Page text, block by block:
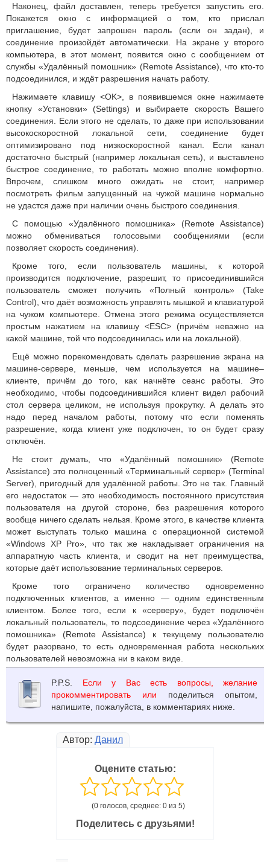
Наконец, файл доставлен, теперь требуется запустить его.
Покажется окно с информацией о том, кто прислал
приглашение, будет запрошен пароль (если он задан), и
соединение произойдёт автоматически. На экране у второго
компьютера, в этот момент, появится окно с сообщением от
службы «Удалённый помошник» (Remote Assistance), что кто-то
подсоединился, и ждёт разрешения начать работу.
Нажимаете клавишу <OK>, в появившемся окне нажимаете
кнопку «Установки» (Settings) и выбираете скорость Вашего
соединения. Если этого не сделать, то даже при использовании
высокоскоростной локальной сети, соединение будет
оптимизировано под низкоскоростной канал. Если канал
достаточно быстрый (например локальная сеть), и выставлено
быстрое соединение, то работать можно вполне комфортно.
Впрочем, слишком много ожидать не стоит, например
посмотреть фильм запущенный на чужой машине нормально
не удастся даже при наличии очень быстрого соединения.
С помощью «Удалённого помошника» (Remote Assistance)
можно обмениваться голосовыми сообщениями (если
позволяет скорость соединения).
Кроме того, если пользователь машины, к которой
производится подключение, разрешит, то присоединившийся
пользователь сможет получить «Полный контроль» (Take
Control), что даёт возможность управлять мышкой и клавиатурой
на чужом компьютере. Отмена этого режима осуществляется
простым нажатием на клавишу <ESC> (причём неважно на
какой машине, той что подсоединилась или на локальной).
Ещё можно порекомендовать сделать разрешение экрана на
машине-сервере, меньше, чем используется на машине–
клиенте, причём до того, как начнёте сеанс работы. Это
необходимо, чтобы подсоединившийся клиент видел рабочий
стол сервера целиком, не используя прокрутку. А делать это
надо перед началом работы, потому что если поменять
разрешение, когда клиент уже подключен, то он будет сразу
отключён.
Не стоит думать, что «Удалённый помошник» (Remote
Assistance) это полноценный «Терминальный сервер» (Terminal
Server), пригодный для удалённой работы. Это не так. Главный
его недостаток — это необходимость постоянного присутствия
пользователя на другой стороне, без разрешения которого
вообще ничего сделать нельзя. Кроме этого, в качестве клиента
может выступать только машина с операционной системой
«Windows XP Pro», что так же накладывает ограничения на
аппаратную часть клиента, и сводит на нет преимущества,
которые даёт использование терминальных серверов.
Кроме того ограничено количество одновременно
подключенных клиентов, а именно — одним единственным
клиентом. Более того, если к «серверу», будет подключён
локальный пользователь, то подсоединение через «Удалённого
помошника» (Remote Assistance) к текущему пользователю
будет разорвано, то есть одновременная работа нескольких
пользователей невозможна ни в каком виде.
P.P.S. Если у Вас есть вопросы, желание
прокомментировать или поделиться опытом,
напишите, пожалуйста, в комментариях ниже.
Автор: Данил
Оцените статью:
(0 голосов, среднее: 0 из 5)
Поделитесь с друзьями!